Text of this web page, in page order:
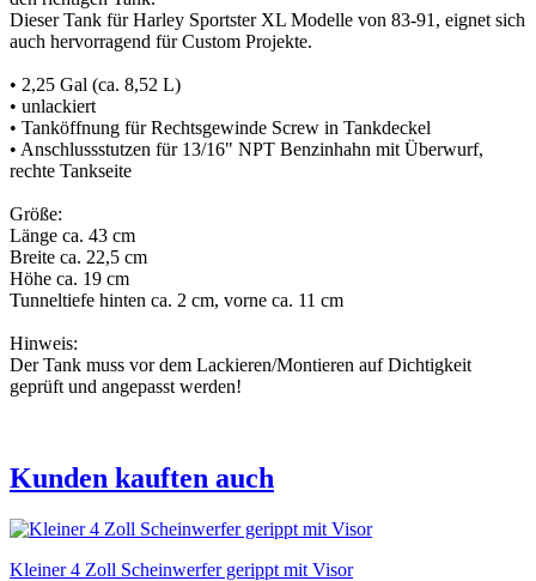
Dieser Tank für Harley Sportster XL Modelle von 83-91, eignet sich
auch hervorragend für Custom Projekte.
• 2,25 Gal (ca. 8,52 L)
• unlackiert
• Tanköffnung für Rechtsgewinde Screw in Tankdeckel
• Anschlussstutzen für 13/16" NPT Benzinhahn mit Überwurf,
rechte Tankseite
Größe:
Länge ca. 43 cm
Breite ca. 22,5 cm
Höhe ca. 19 cm
Tunneltiefe hinten ca. 2 cm, vorne ca. 11 cm
Hinweis:
Der Tank muss vor dem Lackieren/Montieren auf Dichtigkeit
geprüft und angepasst werden!
Kunden kauften auch
Kleiner 4 Zoll Scheinwerfer gerippt mit Visor